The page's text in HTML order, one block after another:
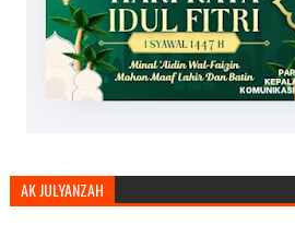
AK JULYANZAH